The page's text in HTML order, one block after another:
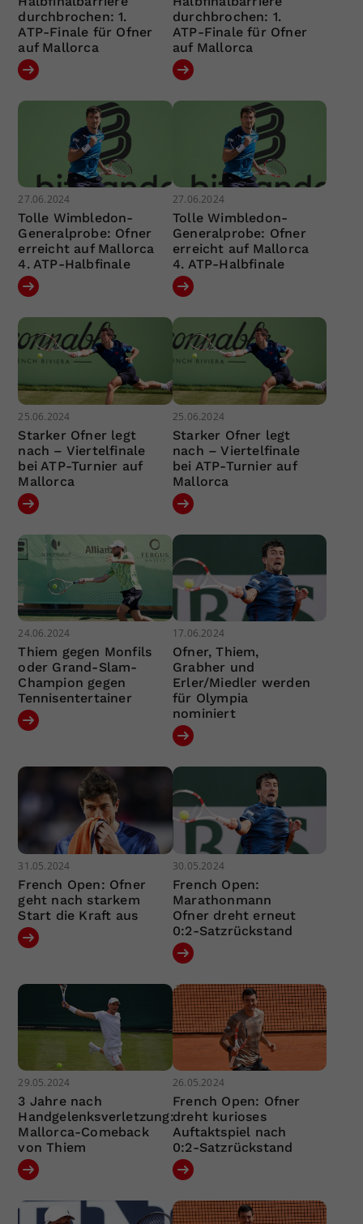
durchbrochen: 1.
ATP-Finale für Ofner
auf Mallorca
durchbrochen: 1.
ATP-Finale für Ofner
auf Mallorca
27.06.2024
Tolle Wimbledon-
Generalprobe: Ofner
erreicht auf Mallorca
4. ATP-Halbfinale
27.06.2024
Tolle Wimbledon-
Generalprobe: Ofner
erreicht auf Mallorca
4. ATP-Halbfinale
25.06.2024
Starker Ofner legt
nach – Viertelfinale
bei ATP-Turnier auf
Mallorca
25.06.2024
Starker Ofner legt
nach – Viertelfinale
bei ATP-Turnier auf
Mallorca
24.06.2024
Thiem gegen Monfils
oder Grand-Slam-
Champion gegen
Tennisentertainer
17.06.2024
Ofner, Thiem,
Grabher und
Erler/Miedler werden
für Olympia
nominiert
31.05.2024
French Open: Ofner
geht nach starkem
Start die Kraft aus
30.05.2024
French Open:
Marathonmann
Ofner dreht erneut
0:2-Satzrückstand
29.05.2024
3 Jahre nach
Handgelenksverletzung:
Mallorca-Comeback
von Thiem
26.05.2024
French Open: Ofner
dreht kurioses
Auftaktspiel nach
0:2-Satzrückstand